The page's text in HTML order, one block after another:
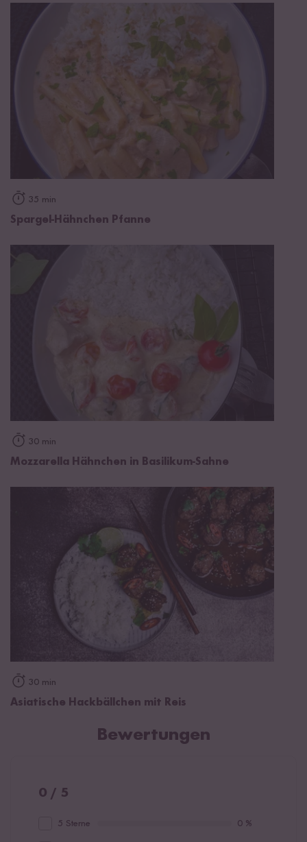
35 min
Spargel-Hähnchen Pfanne
30 min
Mozzarella Hähnchen in Basilikum-Sahne
30 min
Asiatische Hackbällchen mit Reis
Bewertungen
0 / 5
5 Sterne 0 %